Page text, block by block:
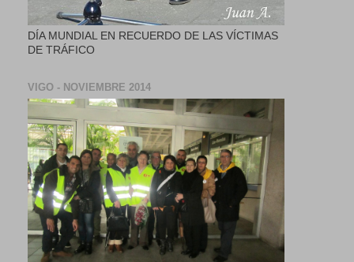
DÍA MUNDIAL EN RECUERDO DE LAS VÍCTIMAS
DE TRÁFICO
VIGO - NOVIEMBRE 2014